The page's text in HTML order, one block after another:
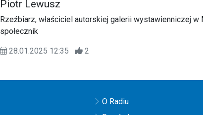
Piotr Lewusz
Rzeźbiarz, właściciel autorskiej galerii wystawienniczej w
społecznik
28.01.2025 12:35 2
O Radiu